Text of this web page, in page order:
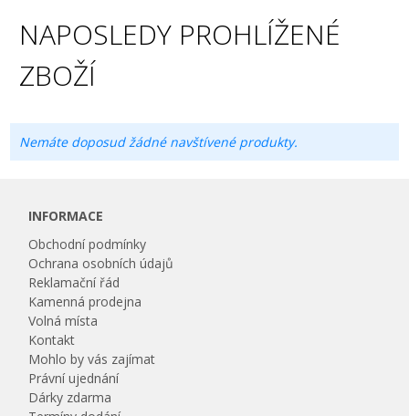
NAPOSLEDY PROHLÍŽENÉ
ZBOŽÍ
Nemáte doposud žádné navštívené produkty.
INFORMACE
Obchodní podmínky
Ochrana osobních údajů
Reklamační řád
Kamenná prodejna
Volná místa
Kontakt
Mohlo by vás zajímat
Právní ujednání
Dárky zdarma